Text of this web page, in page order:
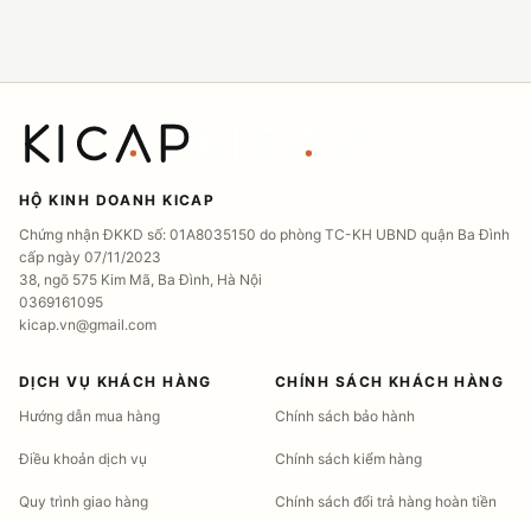
HỘ KINH DOANH KICAP
Chứng nhận ĐKKD số: 01A8035150 do phòng TC-KH UBND quận Ba Đình
cấp ngày 07/11/2023
38, ngõ 575 Kim Mã, Ba Đình, Hà Nội
0369161095
kicap.vn@gmail.com
DỊCH VỤ KHÁCH HÀNG
Hướng dẫn mua hàng
Điều khoản dịch vụ
Quy trình giao hàng
CHÍNH SÁCH KHÁCH HÀNG
Chính sách bảo hành
Chính sách kiểm hàng
Chính sách đổi trả hàng hoàn tiền